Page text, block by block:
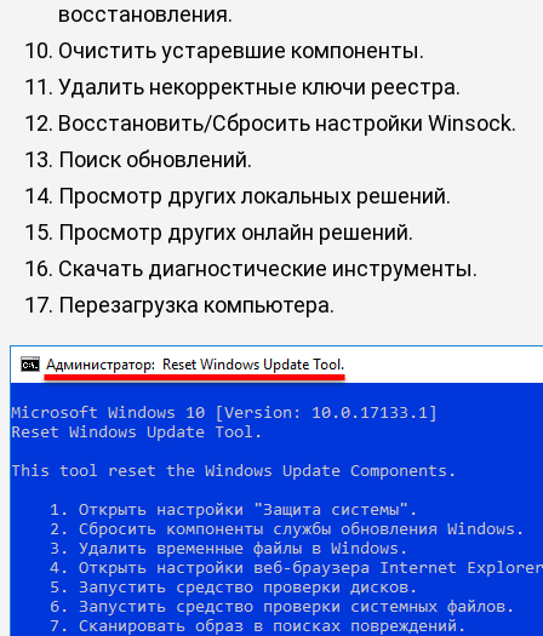
восстановления.
Очистить устаревшие компоненты.
Удалить некорректные ключи реестра.
Восстановить/Сбросить настройки Winsock.
Поиск обновлений.
Просмотр других локальных решений.
Просмотр других онлайн решений.
Скачать диагностические инструменты.
Перезагрузка компьютера.